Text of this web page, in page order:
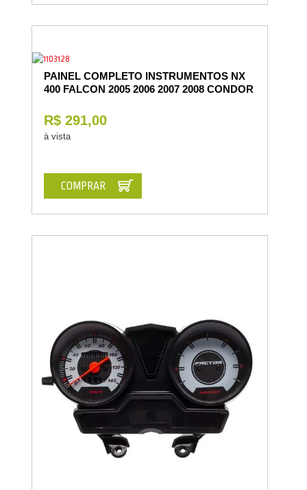
PAINEL COMPLETO INSTRUMENTOS NX
400 FALCON 2005 2006 2007 2008 CONDOR
R$ 291,00
à vista
COMPRAR